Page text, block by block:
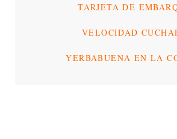
TARJETA DE
VELOCIDAD
YERBABUENA EN LA